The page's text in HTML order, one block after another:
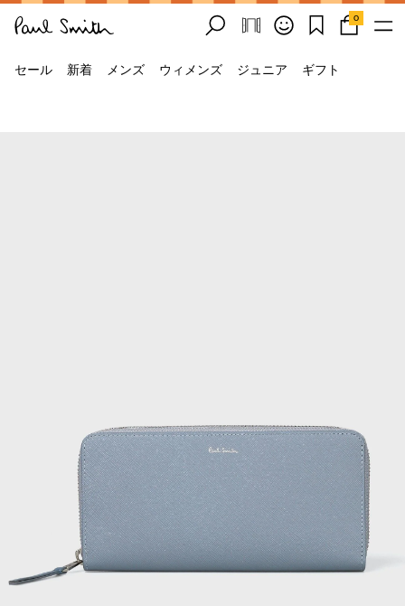
0
セール 新着 メンズ ウィメンズ ジュニア ギフト